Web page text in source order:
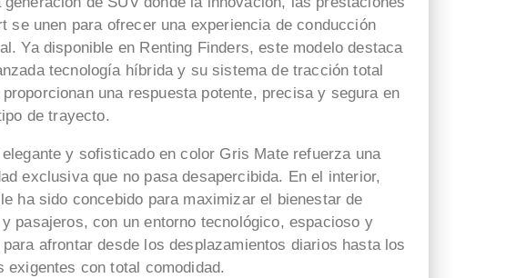
se unen para ofrecer una experiencia de conducción
Ya disponible en Renting Finders, este modelo destaca
tecnología híbrida y su sistema de tracción total
proporcionan una respuesta potente, precisa y segura en
de trayecto.
y sofisticado en color Gris Mate refuerza una
exclusiva que no pasa desapercibida. En el interior,
ha sido concebido para maximizar el bienestar de
pasajeros, con un entorno tecnológico, espacioso y
para afrontar desde los desplazamientos diarios hasta los
exigentes con total comodidad.
dudas
en
Fran
hace 3 días
Profesional y muy
comunicativo
Cristian Vidal
hace 3 días
camino 😁😁